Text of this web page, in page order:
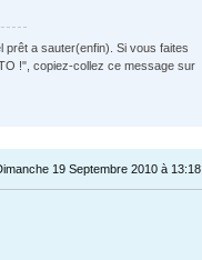
prêt a sauter(enfin). Si vous faites
!", copiez-collez ce message sur
19 Septembre 2010 à 13:18